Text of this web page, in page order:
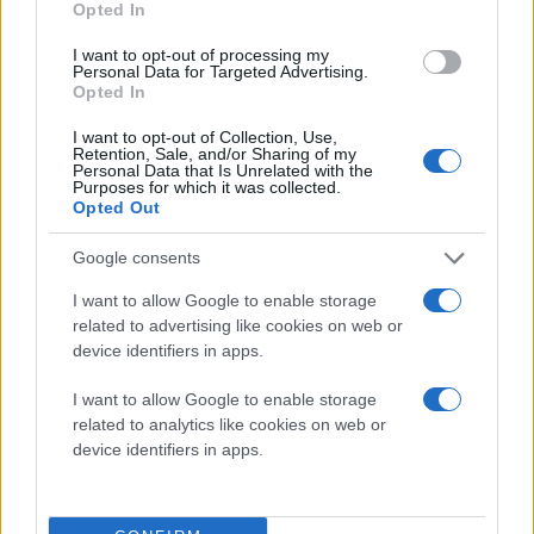
Opted In
I want to opt-out of processing my
Personal Data for Targeted Advertising.
Opted In
I want to opt-out of Collection, Use,
Retention, Sale, and/or Sharing of my
Personal Data that Is Unrelated with the
Purposes for which it was collected.
Opted Out
Google consents
I want to allow Google to enable storage
related to advertising like cookies on web or
device identifiers in apps.
I want to allow Google to enable storage
related to analytics like cookies on web or
device identifiers in apps.
αναπτύσσεται στο NUDT θα μπορούσε να βρει
εφαρμογή σε συστήματα εκτόξευσης αεροσκαφών
από αεροπλανοφόρα ή ακόμα και σε επίγειες
μειώνοντας δραματικά την ανάγκη για καύσιμα κατά
την απογείωση.
Παράλληλα, η επιτυχία αυτή εδραιώνει τη θέση της
Κίνας ως αδιαφιλονίκητου ηγέτη στις υποδομές
υψηλής τεχνολογίας. Με το δίκτυο σιδηροδρόμων
υψηλής ταχύτητας της χώρας να είναι ήδη το
μεγαλύτερο στον κόσμο, το Πεκίνο επενδύει
στρατηγικά στην επόμενη ημέρα, όπου οι αποστάσεις
μεταξύ μεγάλων αστικών κέντρων θα
εκμηδενίζονται. Ενδεικτικά, η ομάδα του NUDT είχε